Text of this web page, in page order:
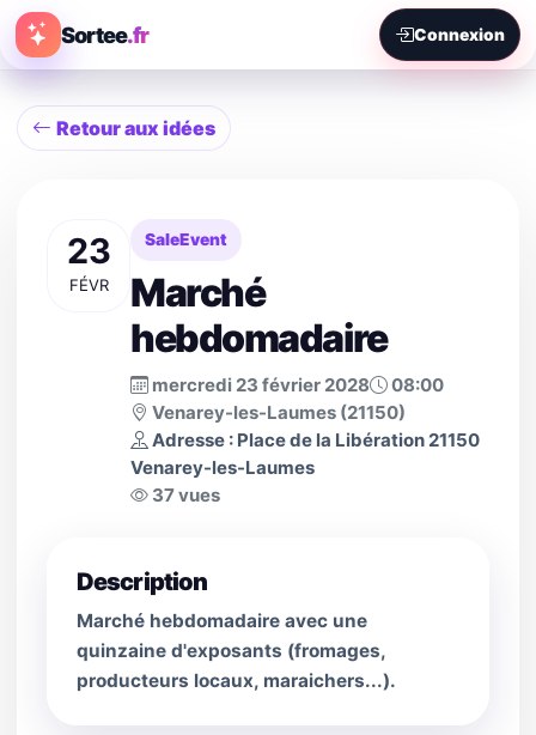
Sortee.fr Connexion
Retour aux idées
23
FÉVR
SaleEvent
Marché
hebdomadaire
mercredi 23 février 2028
08:00
Venarey-les-Laumes (21150)
Adresse : Place de la Libération 21150
Venarey-les-Laumes
37 vues
Description
Marché hebdomadaire avec une
quinzaine d'exposants (fromages,
producteurs locaux, maraichers...).